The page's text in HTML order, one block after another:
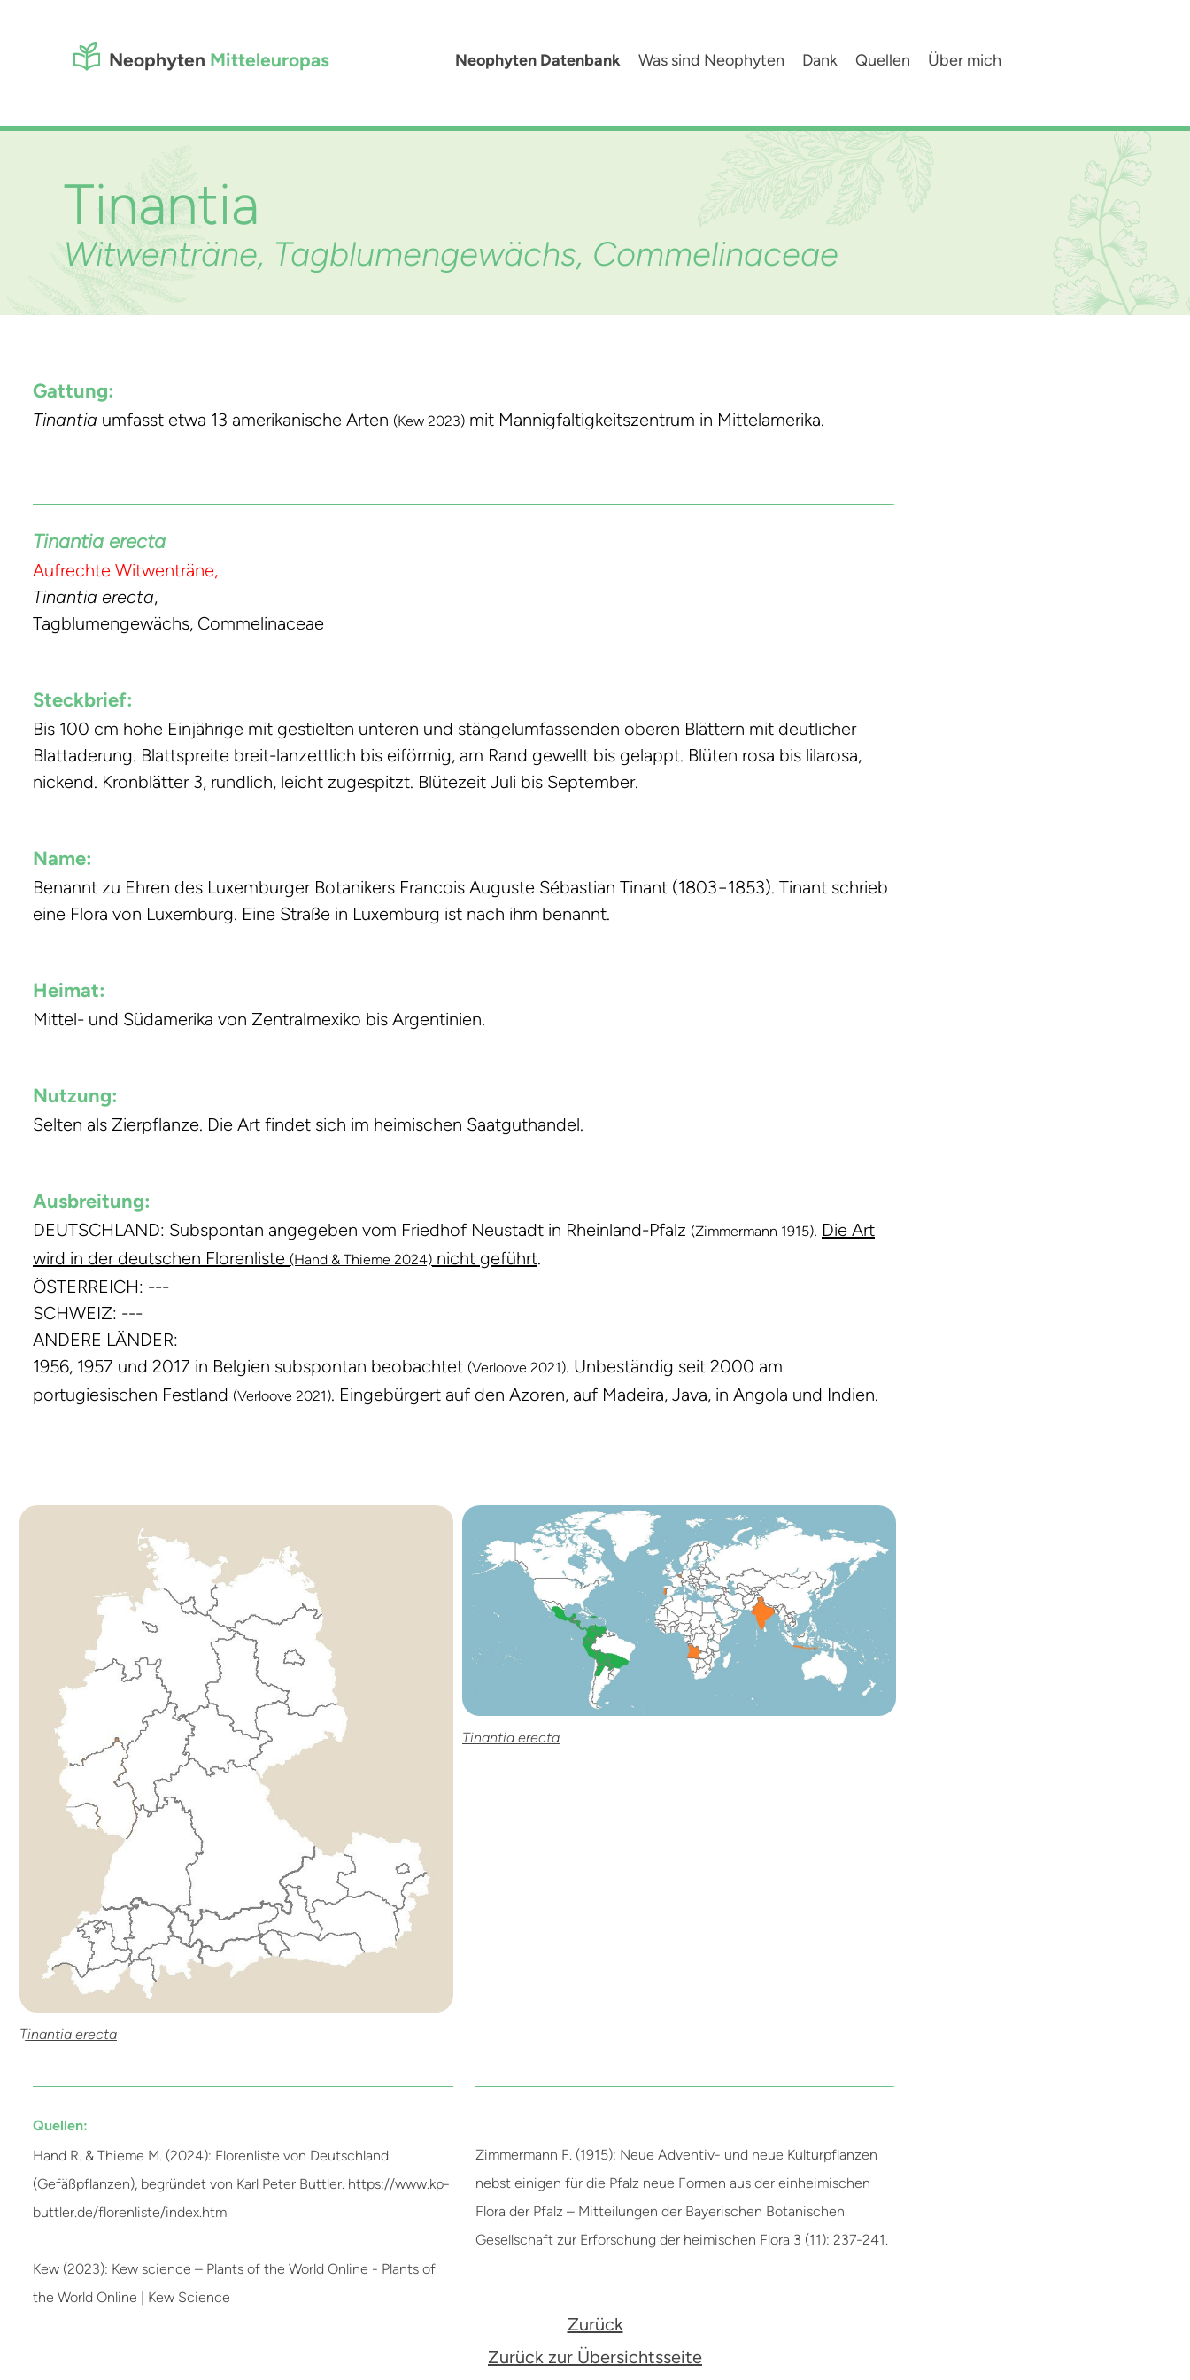
Neophyten Mitteleuropas Neophyten Datenbank Was sind Neophyten Dank Quellen Über mich
Tinantia
Witwenträne, Tagblumengewächs, Commelinaceae
Gattung:
Tinantia umfasst etwa 13 amerikanische Arten (Kew 2023) mit Mannigfaltigkeitszentrum in Mittelamerika.
Tinantia erecta
Aufrechte Witwenträne,
Tinantia erecta,
Tagblumengewächs, Commelinaceae
Steckbrief:
Bis 100 cm hohe Einjährige mit gestielten unteren und stängelumfassenden oberen Blättern mit deutlicher
Blattaderung. Blattspreite breit-lanzettlich bis eiförmig, am Rand gewellt bis gelappt. Blüten rosa bis lilarosa,
nickend. Kronblätter 3, rundlich, leicht zugespitzt. Blütezeit Juli bis September.
Name:
Benannt zu Ehren des Luxemburger Botanikers Francois Auguste Sébastian Tinant (1803−1853). Tinant schrieb
eine Flora von Luxemburg. Eine Straße in Luxemburg ist nach ihm benannt.
Heimat:
Mittel- und Südamerika von Zentralmexiko bis Argentinien.
Nutzung:
Selten als Zierpflanze. Die Art findet sich im heimischen Saatguthandel.
Ausbreitung:
DEUTSCHLAND: Subspontan angegeben vom Friedhof Neustadt in Rheinland-Pfalz (Zimmermann 1915). Die Art
wird in der deutschen Florenliste (Hand & Thieme 2024) nicht geführt.
ÖSTERREICH: ---
SCHWEIZ: ---
ANDERE LÄNDER:
1956, 1957 und 2017 in Belgien subspontan beobachtet (Verloove 2021). Unbeständig seit 2000 am
portugiesischen Festland (Verloove 2021). Eingebürgert auf den Azoren, auf Madeira, Java, in Angola und Indien.
Tinantia erecta
Tinantia erecta
Quellen:
Hand R. & Thieme M. (2024): Florenliste von Deutschland
(Gefäßpflanzen), begründet von Karl Peter Buttler. https://www.kp-
buttler.de/florenliste/index.htm
Kew (2023): Kew science – Plants of the World Online - Plants of
the World Online | Kew Science
Zimmermann F. (1915): Neue Adventiv- und neue Kulturpflanzen
nebst einigen für die Pfalz neue Formen aus der einheimischen
Flora der Pfalz – Mitteilungen der Bayerischen Botanischen
Gesellschaft zur Erforschung der heimischen Flora 3 (11): 237-241.
Zurück
Zurück zur Übersichtsseite